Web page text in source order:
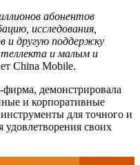
абонентов
исследования,
и другую поддержку
и малым и
China Mobile.
демонстрировала
и корпоративные
для точного и
удовлетворения своих